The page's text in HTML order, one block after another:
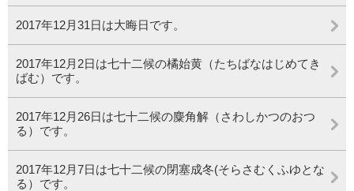
2017年12月31日は大晦日です。
2017年12月2日は七十二候の橘始黄（たちばなはじめてき
ばむ）です。
2017年12月26日は七十二候の麋角解（さわしかつのおつ
る）です。
2017年12月7日は七十二候の閉塞成冬(そらさむくふゆとな
る）です。